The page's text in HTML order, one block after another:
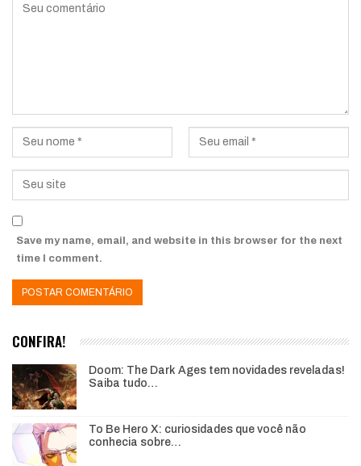
Save my name, email, and website in this browser for the next
time I comment.
CONFIRA!
Doom: The Dark Ages tem novidades reveladas!
Saiba tudo…
To Be Hero X: curiosidades que você não
conhecia sobre…